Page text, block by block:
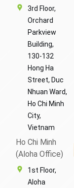
3rd Floor,
Orchard
Parkview
Building,
130-132
Hong Ha
Street, Duc
Nhuan Ward,
Ho Chi Minh
City,
Vietnam
Ho Chi Minh
(Aloha Office)
1st Floor,
Aloha